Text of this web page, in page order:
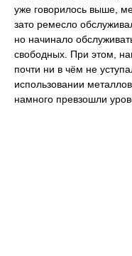
уже говорилось выше,
зато ремесло
но начинало
свободных. При этом,
почти ни в чём не
использовании
намного превзошли